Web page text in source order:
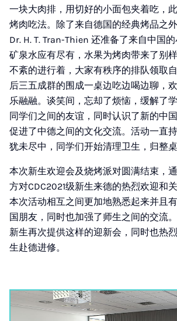
一块大肉排，用切好的小面包夹着吃，
烤肉吃法。除了来自德国的经典烤品之
Dr. H. T. Tran-Thien 还准备了来自中国
矿泉水应有尽有，水果为烤肉带来了别
不紊的进行着，大家有秩序的排队领取
后三五成群的围成一桌边吃边喝边聊，
乐融融。谈笑间，忘却了烦恼，缓解了
同学们之间的友谊，同时认识了新的中
促进了中德之间的文化交流。活动一直
犹未尽中，同学们开始清理卫生，归整桌
本次新生欢迎会及烧烤派对圆满结束，
方对CDC2021级新生来德的热烈欢迎和
本次活动相互之间更加地熟悉起来并且
国朋友，同时也加强了师生之间的交流
新生再次提供这样的迎新会，同时也热
生赴德进修。